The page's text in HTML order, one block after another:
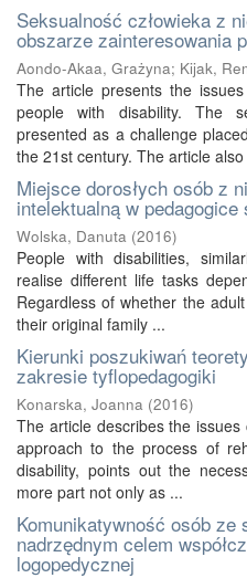
Seksualność człowieka z
obszarze zainteresowania
Aondo-Akaa, Grażyna; Kijak,
The article presents the
people with disability. The
presented as a challenge
the 21st century. The article also
Miejsce dorosłych osób z
intelektualną w pedagogice
Wolska, Danuta (2016)
People with disabilities,
realise different life tasks
Regardless of whether the
their original family ...
Kierunki poszukiwań
zakresie tyflopedagogiki
Konarska, Joanna (2016)
The article describes the
approach to the process of
disability, points out the
more part not only as ...
Komunikatywność osób ze
nadrzędnym celem
logopedycznej